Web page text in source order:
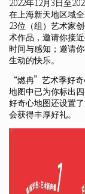
2022年12月3日至
在上海新天地区域
23位（组）艺术家
术作品，邀请你接
时间与感知；邀请
生动的快乐。
“燃冉”艺术季好
地图中已为你标出
好奇心地图还设置
会获得丰厚好礼。